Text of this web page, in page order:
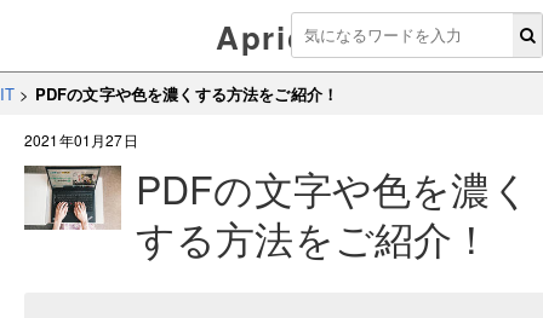
Aprico
IT > PDFの文字や色を濃くする方法をご紹介！
2021年01月27日
PDFの文字や色を濃く
する方法をご紹介！